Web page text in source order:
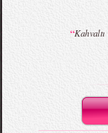
“